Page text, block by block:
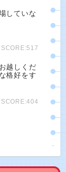
していな
SCORE:517
越しくだ
格好をす
SCORE:404